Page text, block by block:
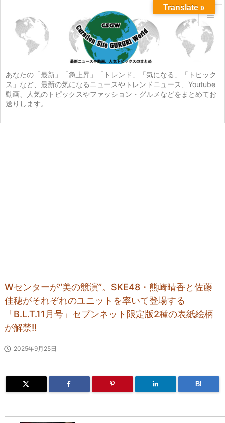
あなたの「最新」「急上昇」「トレンド」「気になる」「トピック
ス」など、最新の気になるニュースやトレンドニュース、Youtube
動画、人気のトピックスやファッション・グルメなどをまとめてお
送りします。


メニュ
サイド

前へ
Wセンターが“美の競演”。SKE48・熊崎晴香と佐藤
佳穂がそれぞれのユニットを率いて登場する
「B.L.T.11月号」セブンネット限定版2種の表紙絵柄
が解禁‼
 2025年9月25日
B!
Translate »